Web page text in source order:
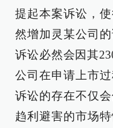
提起本案诉讼，
然增加灵某公司
诉讼必然会因其
公司在申请上市
诉讼的存在不仅
趋利避害的市场